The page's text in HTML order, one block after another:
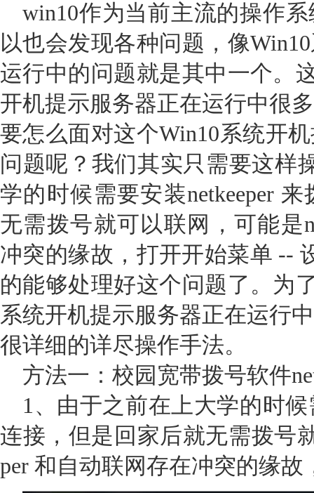
win10作为当前主流的操作
以也会发现各种问题，像
运行中的问题就是其中一个。
开机提示服务器正在运行中很
要怎么面对这个Win10系统开
问题呢？我们其实只需要这样
学的时候需要安装netkeeper
无需拨号就可以联网，可能是
冲突的缘故，打开开始菜单 --
的能够处理好这个问题了。为
系统开机提示服务器正在运行
很详细的详尽操作手法。
方法一：校园宽带拨号软件
1、由于之前在上大学的时候
连接，但是回家后就无需拨号
per 和自动联网存在冲突的缘